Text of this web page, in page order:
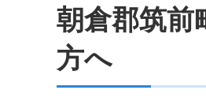
朝倉郡筑前
方へ